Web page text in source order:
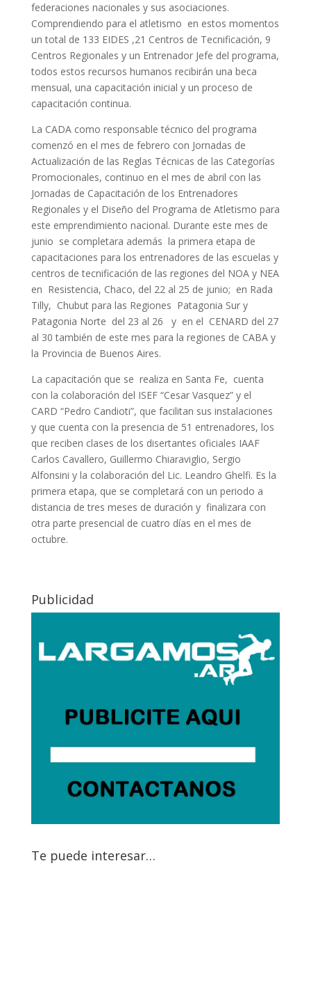
federaciones nacionales y sus asociaciones.
Comprendiendo para el atletismo en estos momentos
un total de 133 EIDES ,21 Centros de Tecnificación, 9
Centros Regionales y un Entrenador Jefe del programa,
todos estos recursos humanos recibirán una beca
mensual, una capacitación inicial y un proceso de
capacitación continua.
La CADA como responsable técnico del programa
comenzó en el mes de febrero con Jornadas de
Actualización de las Reglas Técnicas de las Categorías
Promocionales, continuo en el mes de abril con las
Jornadas de Capacitación de los Entrenadores
Regionales y el Diseño del Programa de Atletismo para
este emprendimiento nacional. Durante este mes de
junio se completara además la primera etapa de
capacitaciones para los entrenadores de las escuelas y
centros de tecnificación de las regiones del NOA y NEA
en Resistencia, Chaco, del 22 al 25 de junio; en Rada
Tilly, Chubut para las Regiones Patagonia Sur y
Patagonia Norte del 23 al 26 y en el CENARD del 27
al 30 también de este mes para la regiones de CABA y
la Provincia de Buenos Aires.
La capacitación que se realiza en Santa Fe, cuenta
con la colaboración del ISEF “Cesar Vasquez” y el
CARD “Pedro Candioti”, que facilitan sus instalaciones
y que cuenta con la presencia de 51 entrenadores, los
que reciben clases de los disertantes oficiales IAAF
Carlos Cavallero, Guillermo Chiaraviglio, Sergio
Alfonsini y la colaboración del Lic. Leandro Ghelfi. Es la
primera etapa, que se completará con un periodo a
distancia de tres meses de duración y finalizara con
otra parte presencial de cuatro días en el mes de
octubre.
Publicidad
Te puede interesar…